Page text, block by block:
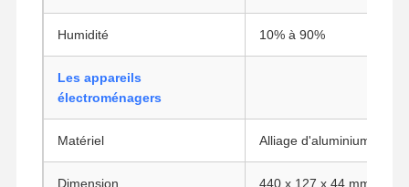
Le Celeron Mini PC
Core Mini PC
Mini PC de bureau
Humidité 10% à 90%
Les appareils
électroménagers
Matériel Alliage d'aluminium
Dimension 440 x 127 x 44 mm